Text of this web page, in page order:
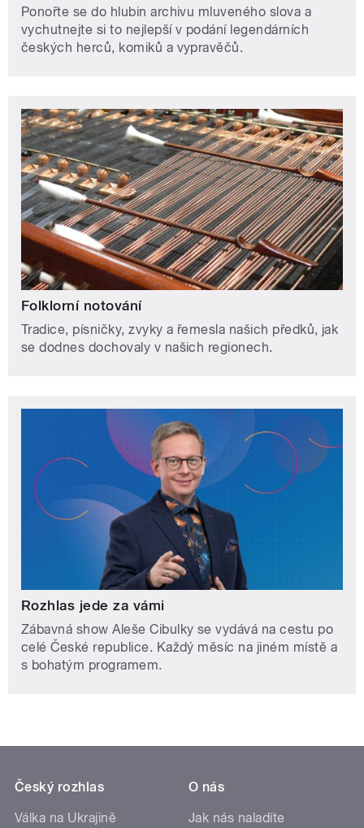
Ponořte se do hlubin archivu mluveného slova a
vychutnejte si to nejlepší v podání legendárních
českých herců, komiků a vypravěčů.
Folklorní notování
Tradice, písničky, zvyky a řemesla našich předků, jak
se dodnes dochovaly v našich regionech.
Rozhlas jede za vámi
Zábavná show Aleše Cibulky se vydává na cestu po
celé České republice. Každý měsíc na jiném místě a
s bohatým programem.
Český rozhlas
Válka na Ukrajině
O nás
Jak nás naladíte